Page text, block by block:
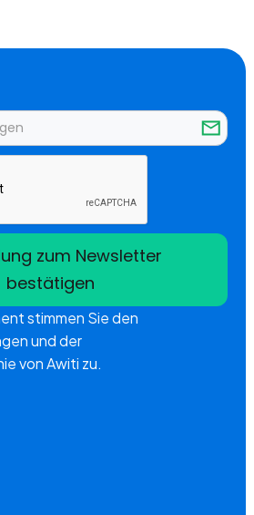
stimmen Sie den
und der
von Awiti zu.